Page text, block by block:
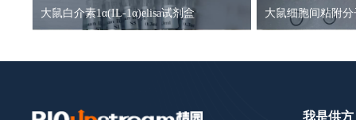
大鼠白介素1α(IL-1α)elisa试剂盒
我是供方